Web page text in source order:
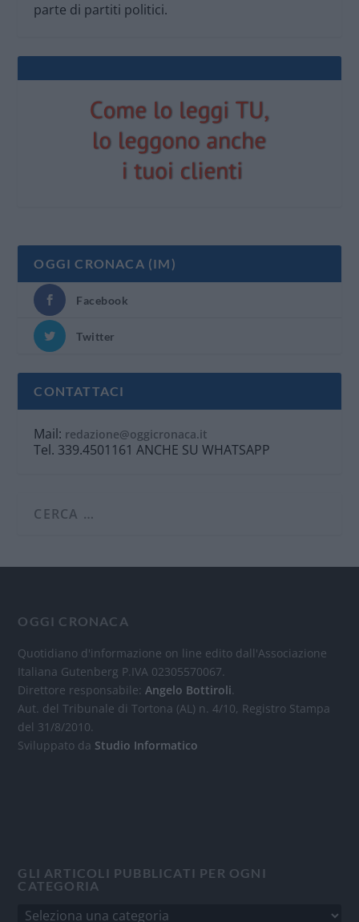
parte di partiti politici.
OGGI CRONACA (IM)
Facebook
Twitter
CONTATTACI
Mail: redazione@oggicronaca.it
Tel. 339.4501161 ANCHE SU WHATSAPP
OGGI CRONACA
Quotidiano d'informazione on line edito dall'Associazione
Italiana Gutenberg P.IVA 02305570067.
Direttore responsabile:Angelo Bottiroli.
Aut. del Tribunale di Tortona (AL) n. 4/10, Registro Stampa
del 31/8/2010.
Sviluppato da Studio Informatico
GLI ARTICOLI PUBBLICATI PER OGNI
CATEGORIA